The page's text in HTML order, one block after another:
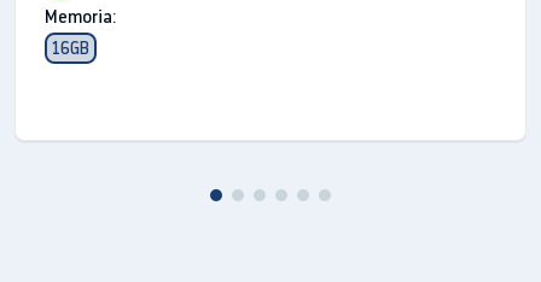
H.264 e HEVC con accelerazione hardware
Motore di decodifica video
Memoria:
16GB